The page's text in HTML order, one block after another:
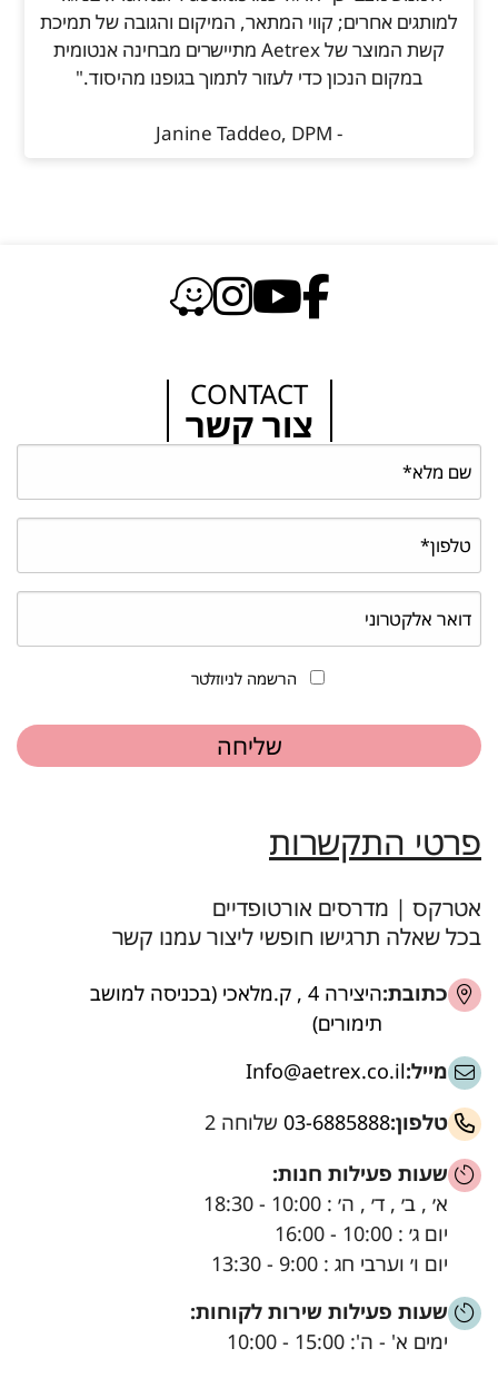
למותגים אחרים; קווי המתאר, המיקום והגובה של תמיכת
קשת המוצר של Aetrex מתיישרים מבחינה אנטומית
במקום הנכון כדי לעזור לתמוך בגופנו מהיסוד."
- Janine Taddeo, DPM
CONTACT
צור קשר
הרשמה לניוזלטר
פרטי התקשרות
אטרקס | מדרסים אורטופדיים
בכל שאלה תרגישו חופשי ליצור עמנו קשר
כתובת:
היצירה 4 , ק.מלאכי (בכניסה למושב
תימורים)
מייל:Info@aetrex.co.il
טלפון:03-6885888 שלוחה 2
שעות פעילות חנות:
א׳ , ב׳ , ד׳ , ה׳ : 10:00 - 18:30
יום ג׳ : 10:00 - 16:00
יום ו׳ וערבי חג : 9:00 - 13:30
שעות פעילות שירות לקוחות:
ימים א' - ה': 15:00 - 10:00